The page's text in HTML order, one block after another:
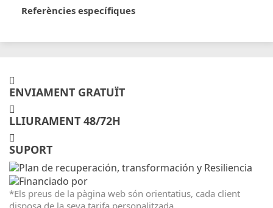
Referències específiques
ENVIAMENT GRATUÏT
LLIURAMENT 48/72H
SUPORT
*Els preus de la pàgina web són orientatius, cada client
disposa de la seva tarifa personalitzada